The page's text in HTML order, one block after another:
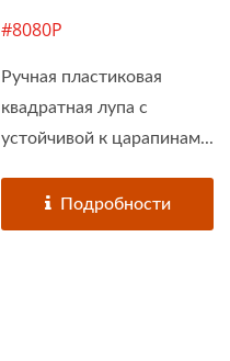
#8080P
Ручная пластиковая
квадратная лупа с
устойчивой к царапинам...
Подробности